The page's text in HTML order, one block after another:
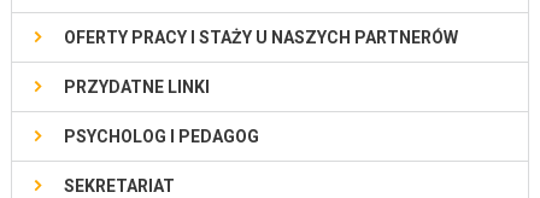
OFERTY PRACY I STAŻY U NASZYCH PARTNERÓW
PRZYDATNE LINKI
PSYCHOLOG I PEDAGOG
SEKRETARIAT